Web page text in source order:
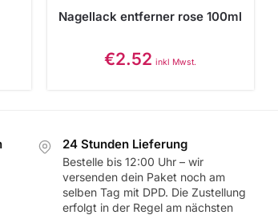
Nagellack entferner rose 100ml
€2.52 inkl Mwst.
24 Stunden Lieferung
Bestelle bis 12:00 Uhr – wir
versenden dein Paket noch am
selben Tag mit DPD. Die Zustellung
erfolgt in der Regel am nächsten